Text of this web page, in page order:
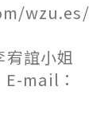
wzu.es/
宥誼小姐
mail：